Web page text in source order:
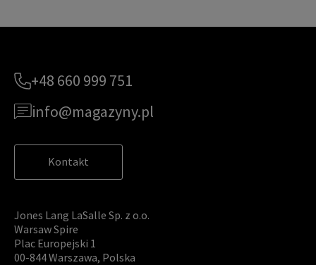
+48 660 999 751
info@magazyny.pl
Kontakt
Jones Lang LaSalle Sp. z o.o.
Warsaw Spire
Plac Europejski 1
00-844 Warszawa, Polska